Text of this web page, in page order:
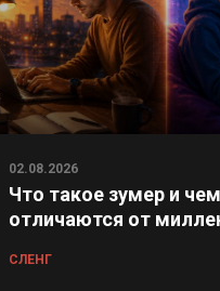
02.08.2026
Что такое зумер и
отличаются от
СЛЕНГ